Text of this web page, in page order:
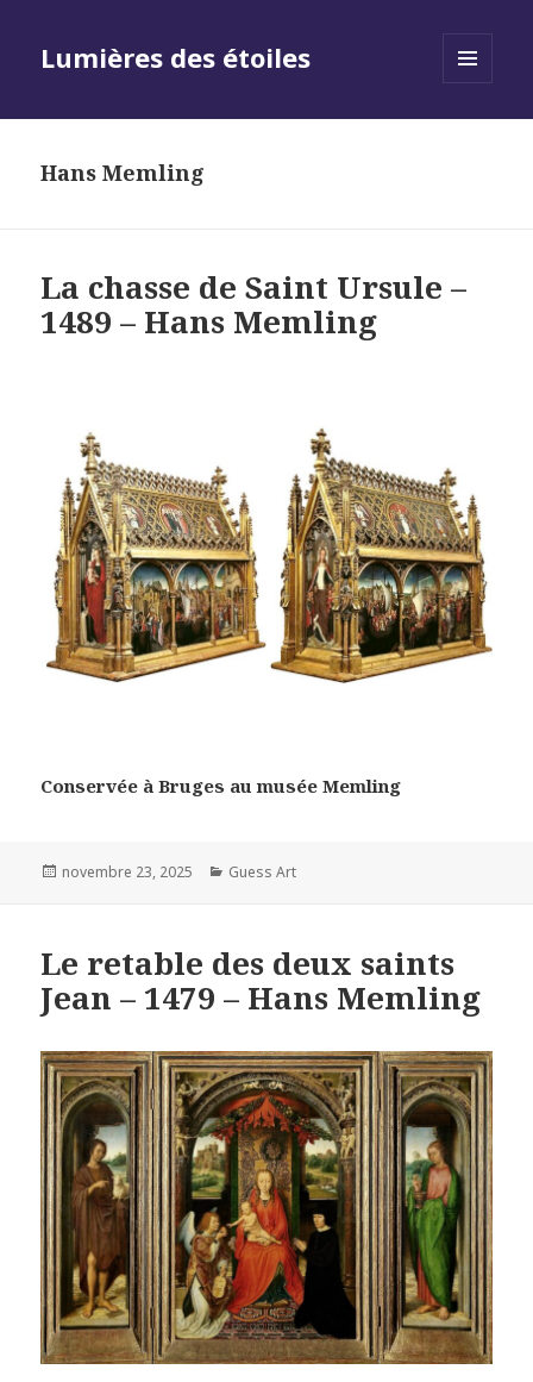
Lumières des étoiles
Hans Memling
La chasse de Saint Ursule –
1489 – Hans Memling
Conservée à Bruges au musée Memling
Posted
novembre 23, 2025 Categories
Guess Art
Le retable des deux saints
Jean – 1479 – Hans Memling